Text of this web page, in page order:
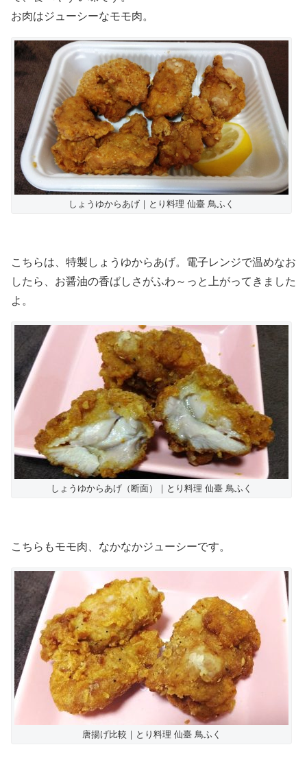
お肉はジューシーなモモ肉。
しょうゆからあげ｜とり料理 仙臺 鳥ふく
こちらは、特製しょうゆからあげ。電子レンジで温めなお
したら、お醤油の香ばしさがふわ～っと上がってきました
よ。
しょうゆからあげ（断面）｜とり料理 仙臺 鳥ふく
こちらもモモ肉、なかなかジューシーです。
唐揚げ比較｜とり料理 仙臺 鳥ふく